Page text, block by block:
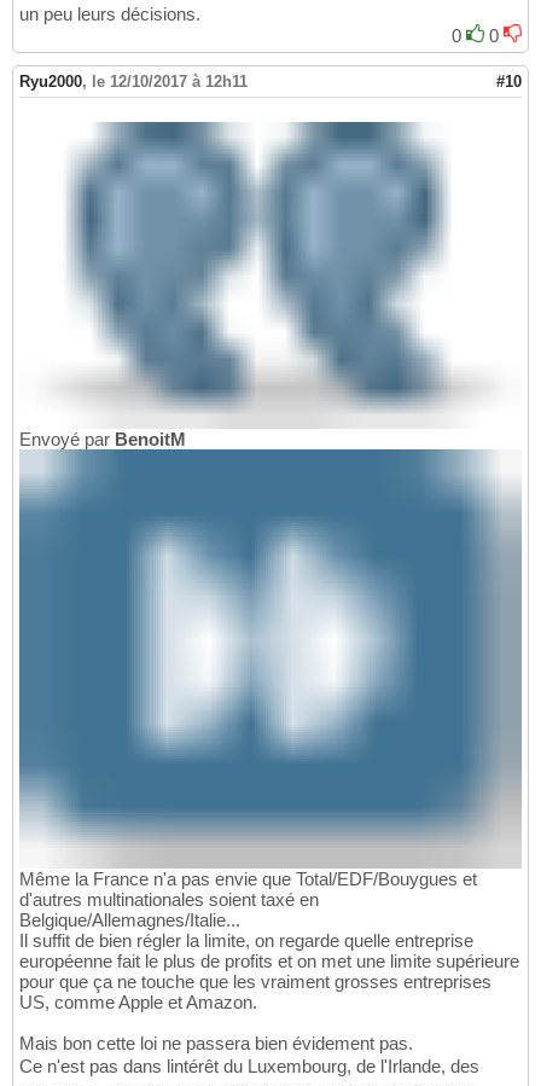
un peu leurs décisions.
0
0
Ryu2000, le 12/10/2017 à 12h11 #10
Envoyé par BenoitM
Même la France n'a pas envie que Total/EDF/Bouygues et
d'autres multinationales soient taxé en
Belgique/Allemagnes/Italie...
Il suffit de bien régler la limite, on regarde quelle entreprise
européenne fait le plus de profits et on met une limite supérieure
pour que ça ne touche que les vraiment grosses entreprises
US, comme Apple et Amazon.
Mais bon cette loi ne passera bien évidement pas.
Ce n'est pas dans lintérêt du Luxembourg, de l'Irlande, des